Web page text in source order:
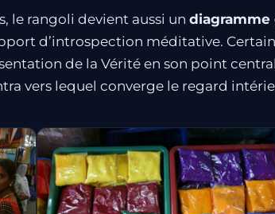
le rangoli devient aussi un
d’introspection méditative.
de la Vérité en son point
vers lequel converge le regard